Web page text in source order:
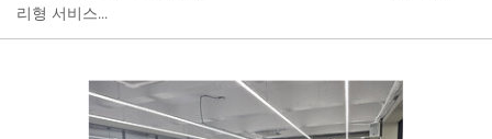
리형 서비스...